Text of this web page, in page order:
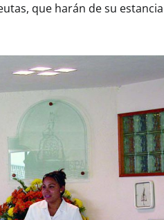
que harán de su